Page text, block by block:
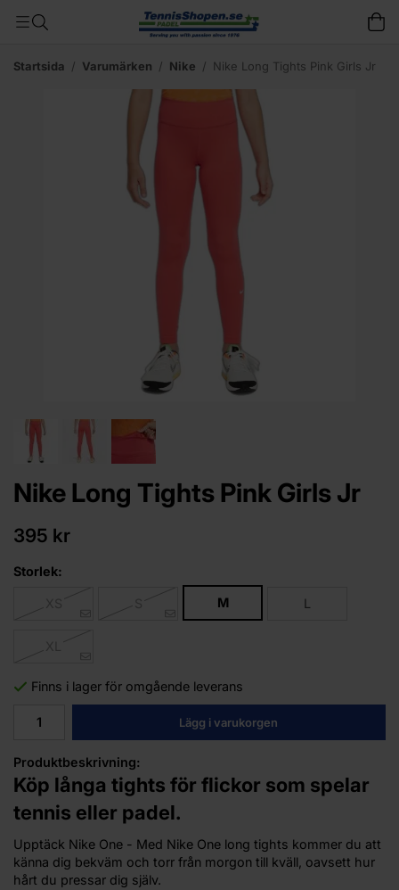
Startsida / Varumärken / Nike / Nike Long Tights Pink Girls Jr
Nike Long Tights Pink Girls Jr
395 kr
Storlek:
M L
Finns i lager för omgående leverans
Lägg i varukorgen
Produktbeskrivning:
Köp långa tights för flickor som spelar
tennis eller padel.
Upptäck Nike One - Med Nike One long tights kommer du att
känna dig bekväm och torr från morgon till kväll, oavsett hur
hårt du pressar dig själv.